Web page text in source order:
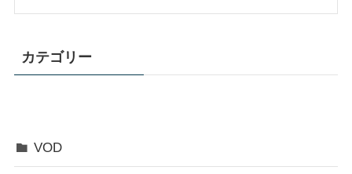
カテゴリー
VOD